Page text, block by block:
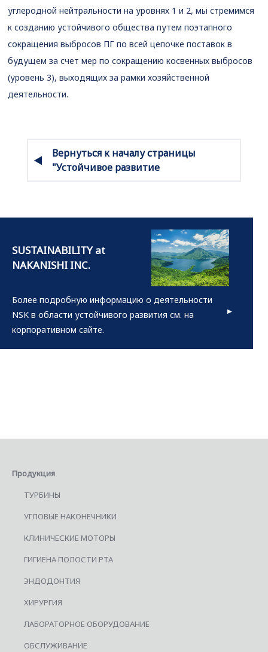
углеродной нейтральности на уровнях 1 и 2, мы стремимся
к созданию устойчивого общества путем поэтапного
сокращения выбросов ПГ по всей цепочке поставок в
будущем за счет мер по сокращению косвенных выбросов
(уровень 3), выходящих за рамки хозяйственной
деятельности.
Вернуться к началу страницы
"Устойчивое развитие
Более подробную информацию о деятельности
NSK в области устойчивого развития см. на
корпоративном сайте.
Продукция
ТУРБИНЫ
УГЛОВЫЕ НАКОНЕЧНИКИ
КЛИНИЧЕСКИЕ МОТОРЫ
ГИГИЕНА ПОЛОСТИ РТА
ЭНДОДОНТИЯ
ХИРУРГИЯ
ЛАБОРАТОРНОЕ ОБОРУДОВАНИЕ
ОБСЛУЖИВАНИЕ